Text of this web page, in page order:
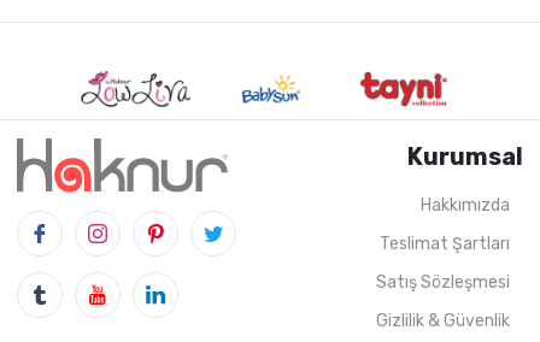
Kurumsal
Hakkımızda
Teslimat Şartları
Satış Sözleşmesi
Gizlilik & Güvenlik